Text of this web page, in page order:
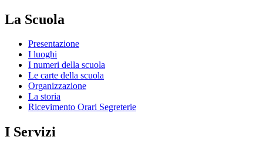
La Scuola
Presentazione
I luoghi
I numeri della scuola
Le carte della scuola
Organizzazione
La storia
Ricevimento Orari Segreterie
I Servizi